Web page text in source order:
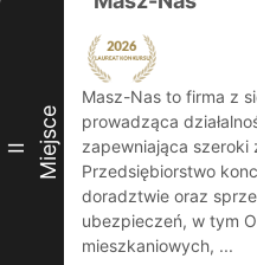
II Miejsce
Masz-Nas to firma z
prowadząca
zapewniająca szeroki
Przedsiębiorstwo
doradztwie oraz
ubezpieczeń, w tym
mieszkaniowych, ...